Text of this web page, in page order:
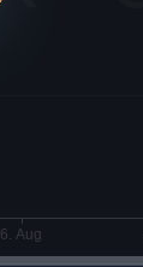
6. Aug